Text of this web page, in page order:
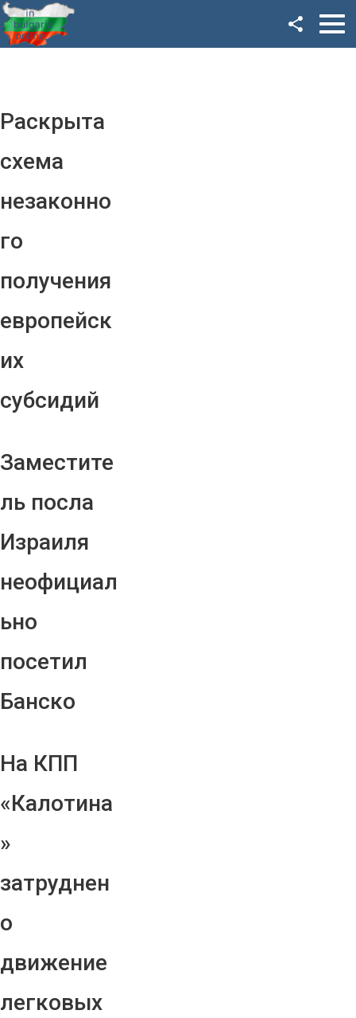
Раскрыта
схема
незаконно
го
получения
европейск
их
субсидий
Заместите
ль посла
Израиля
неофициал
ьно
посетил
Банско
На КПП
«Калотина
»
затруднен
о
движение
легковых